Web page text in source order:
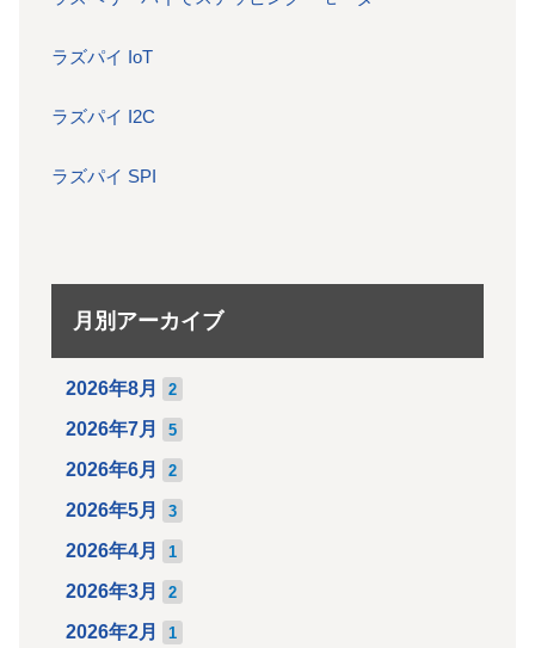
ラズパイ IoT
ラズパイ I2C
ラズパイ SPI
月別アーカイブ
2026年8月 2
2026年7月 5
2026年6月 2
2026年5月 3
2026年4月 1
2026年3月 2
2026年2月 1